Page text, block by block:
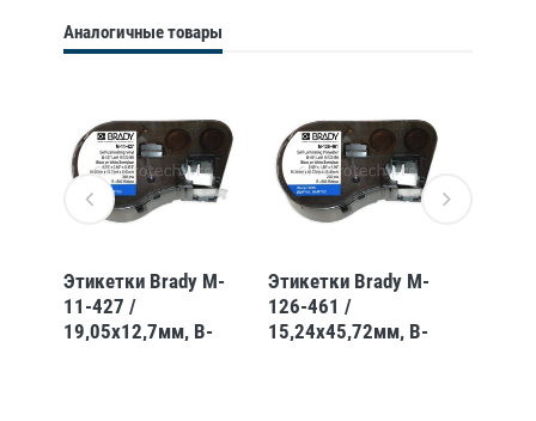
Аналогичные товары
Этикетки Brady M-
11-427 /
19,05x12,7мм, B-
Этикетки Brady M-
126-461 /
15,24x45,72мм, B-